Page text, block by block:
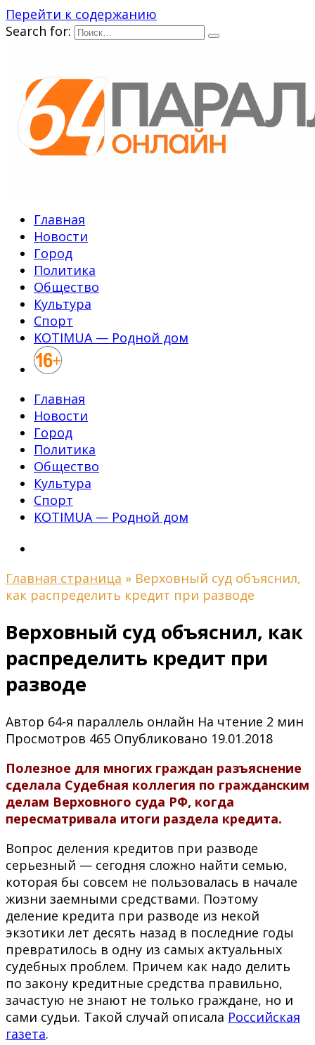
Перейти к содержанию
Search for:
Главная
Новости
Город
Политика
Общество
Культура
Спорт
KOTIMUA — Родной дом
Главная
Новости
Город
Политика
Общество
Культура
Спорт
KOTIMUA — Родной дом
Главная страница » Верховный суд объяснил,
как распределить кредит при разводе
Верховный суд объяснил, как
распределить кредит при
разводе
Автор 64-я параллель онлайн На чтение 2 мин
Просмотров 465 Опубликовано 19.01.2018
Полезное для многих граждан разъяснение
сделала Судебная коллегия по гражданским
делам Верховного суда РФ, когда
пересматривала итоги раздела кредита.
Вопрос деления кредитов при разводе
серьезный — сегодня сложно найти семью,
которая бы совсем не пользовалась в начале
жизни заемными средствами. Поэтому
деление кредита при разводе из некой
экзотики лет десять назад в последние годы
превратилось в одну из самых актуальных
судебных проблем. Причем как надо делить
по закону кредитные средства правильно,
зачастую не знают не только граждане, но и
сами судьи. Такой случай описала Российская
газета.